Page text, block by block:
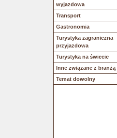
wyjazdowa
Transport
Gastronomia
Turystyka zagraniczna
przyjazdowa
Turystyka na świecie
Inne związane z branżą
Temat dowolny